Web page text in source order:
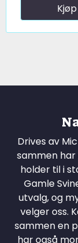
Kjøp
Drives av
sammen har
holder til i
Gamle
utvalg, og
velger oss.
sammen en
har også